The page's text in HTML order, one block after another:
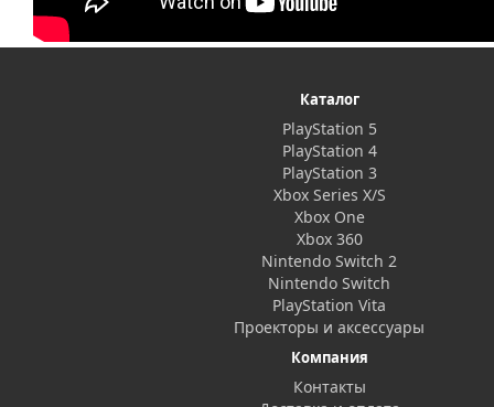
Каталог
PlayStation 5
PlayStation 4
PlayStation 3
Xbox Series X/S
Xbox One
Xbox 360
Nintendo Switch 2
Nintendo Switch
PlayStation Vita
Проекторы и аксессуары
Компания
Контакты